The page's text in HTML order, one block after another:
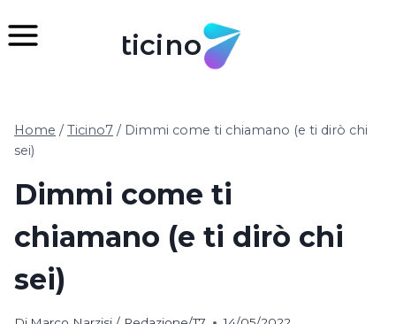
al
ticino
Home / Ticino7 / Dimmi come ti chiamano (e ti dirò chi
sei)
Dimmi come ti
chiamano (e ti dirò chi
sei)